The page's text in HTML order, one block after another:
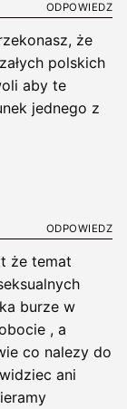
ODPOWIEDZ
że
polskich
aby te
jednego z
ODPOWIEDZ
że temat
burze w
, a
co nalezy do
ani